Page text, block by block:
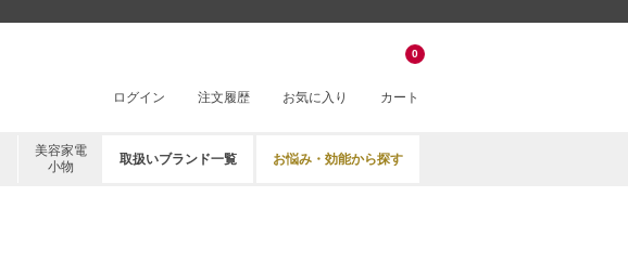
ログイン 注文履歴 お気に入り カート
0
美容家電
小物
取扱いブランド一覧 お悩み・効能から探す